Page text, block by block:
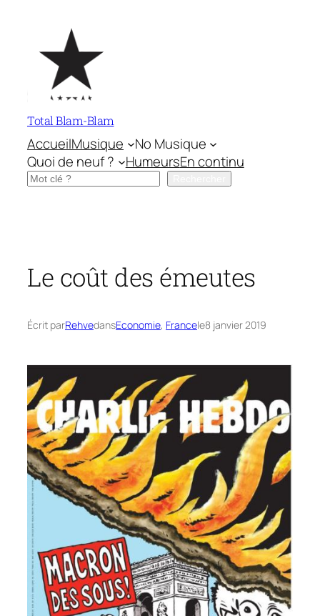
contenu
Total Blam-Blam
AccueilMusique
No Musique
Quoi de neuf ?
HumeursEn continu
Rechercher
Le coût des émeutes
Écrit parRehvedansEconomie, Francele8 janvier 2019